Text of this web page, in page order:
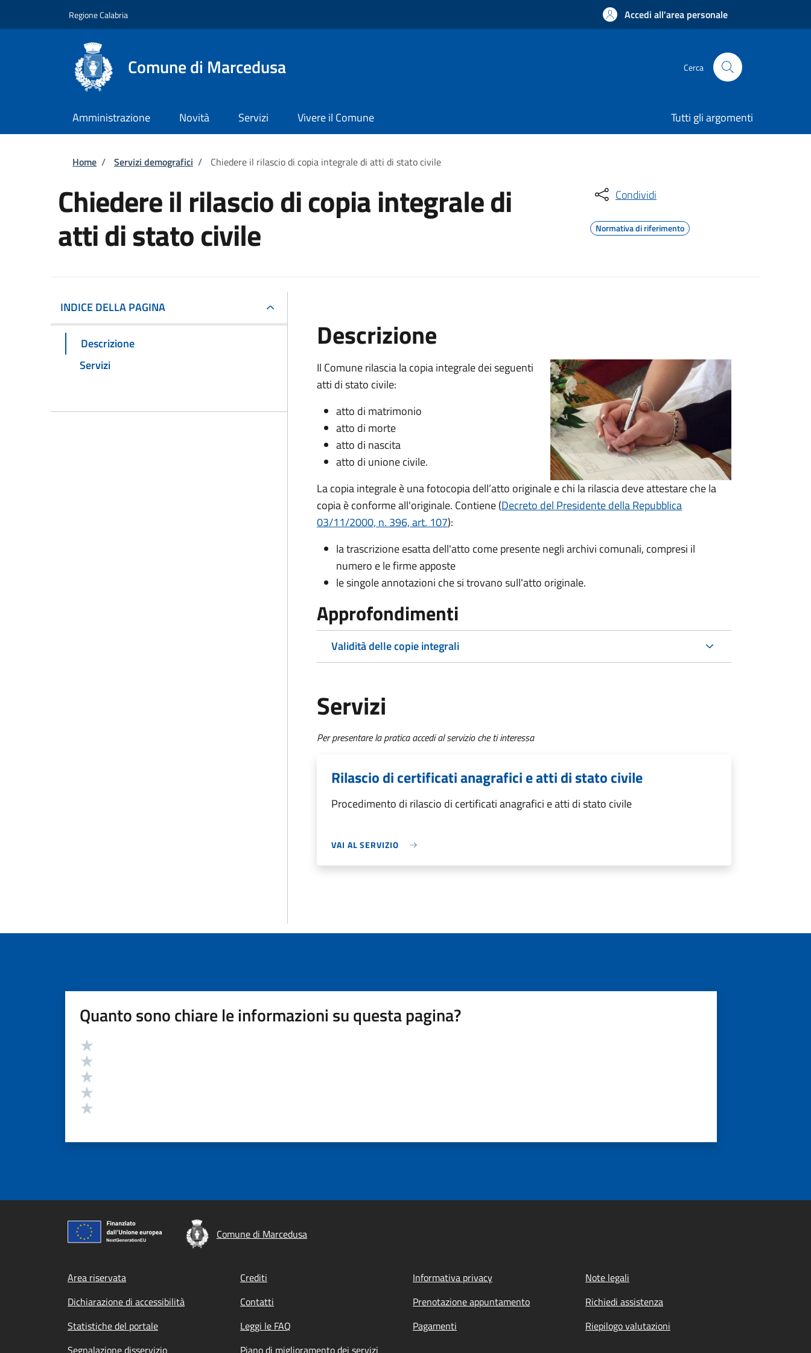
Regione Calabria Accedi all'area personale
Comune di Marcedusa Cerca
Amministrazione Novità Servizi Vivere il Comune Tutti gli argomenti
Briciole di pane
Home / Servizi demografici / Chiedere il rilascio di copia integrale di atti di stato civile
Chiedere il rilascio di copia integrale di
atti di stato civile
Condividi
Normativa di riferimento
INDICE DELLA PAGINA
Descrizione
Servizi
Descrizione
Il Comune rilascia la copia integrale dei seguenti
atti di stato civile:
atto di matrimonio
atto di morte
atto di nascita
atto di unione civile.
La copia integrale è una fotocopia dell’atto originale e chi la rilascia deve attestare che la
copia è conforme all'originale. Contiene (Decreto del Presidente della Repubblica
03/11/2000, n. 396, art. 107):
la trascrizione esatta dell'atto come presente negli archivi comunali, compresi il
numero e le firme apposte
le singole annotazioni che si trovano sull'atto originale.
Approfondimenti
Validità delle copie integrali
Servizi
Per presentare la pratica accedi al servizio che ti interessa
Rilascio di certificati anagrafici e atti di stato civile
Procedimento di rilascio di certificati anagrafici e atti di stato civile
VAI AL SERVIZIO
Quanto sono chiare le informazioni su questa pagina?
Valutazione
Comune di Marcedusa
Footer menu
Area riservata Crediti Informativa privacy
Note legali
Dichiarazione di accessibilità
Contatti Prenotazione appuntamento
Richiedi assistenza
Statistiche del portale
Leggi le FAQ Pagamenti
Riepilogo valutazioni
Segnalazione disservizio
Piano di miglioramento dei servizi